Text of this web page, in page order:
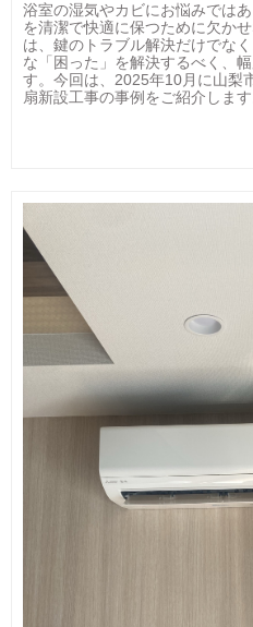
浴室の湿気やカビにお悩みでは
を清潔で快適に保つために欠か
は、鍵のトラブル解決だけでな
な「困った」を解決するべく、
す。今回は、2025年10月に山梨
扇新設工事の事例をご紹介します